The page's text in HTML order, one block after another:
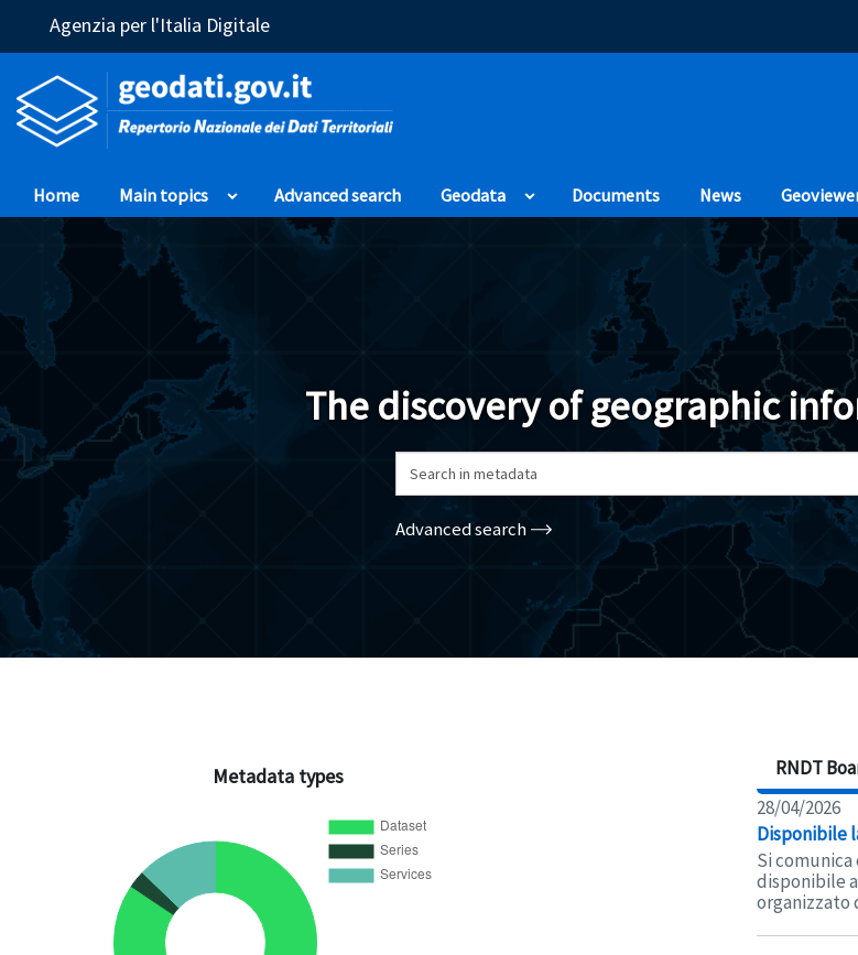
Agenzia per l'Italia Digitale(Opens in a new window)
Home Main topics Advanced search Geodata Documents News
The discovery of geographic
Advanced search
RNDT
28/04/2026
Disponibile
Si
disponibile
organizzato